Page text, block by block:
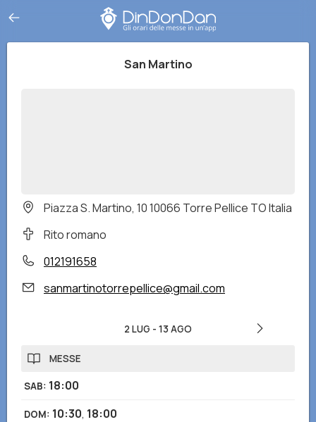
San Martino
Piazza S. Martino, 10 10066 Torre Pellice TO Italia
Rito romano
012191658
sanmartinotorrepellice@gmail.com
2 LUG - 13 AGO
MESSE
SAB: 18:00
DOM: 10:30, 18:00